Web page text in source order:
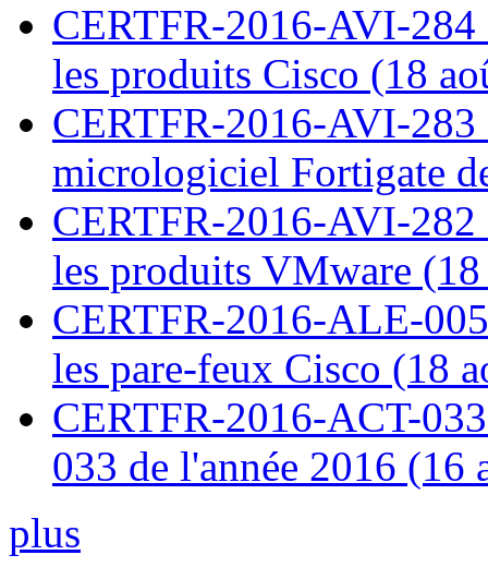
CERTFR-2016-AVI-
les produits Cisco (18
CERTFR-2016-AVI-
micrologiciel Fortigate
CERTFR-2016-AVI-
les produits VMware
CERTFR-2016-ALE-
les pare-feux Cisco (18
CERTFR-2016-ACT-
033 de l'année 2016 (16
plus